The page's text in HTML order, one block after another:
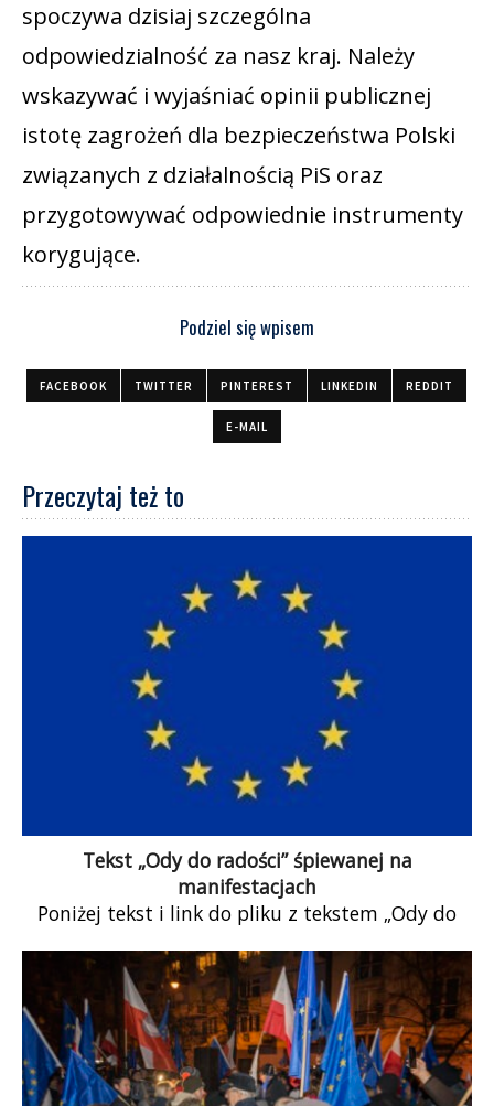
spoczywa dzisiaj szczególna
odpowiedzialność za nasz kraj. Należy
wskazywać i wyjaśniać opinii publicznej
istotę zagrożeń dla bezpieczeństwa Polski
związanych z działalnością PiS oraz
przygotowywać odpowiednie instrumenty
korygujące.
Podziel się wpisem
FACEBOOK TWITTER PINTEREST LINKEDIN REDDIT
E-MAIL
Przeczytaj też to
Tekst „Ody do radości” śpiewanej na
manifestacjach
Poniżej tekst i link do pliku z tekstem „Ody do
Małopolska. Należy pobrać, wydrukować albo […]